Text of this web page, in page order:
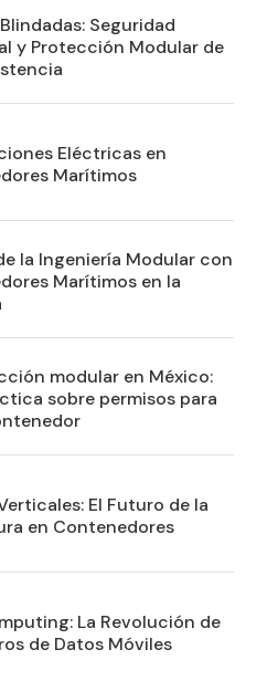
Seguridad
y Protección Modular de
Eléctricas en
Marítimos
la Ingeniería Modular con
Marítimos en la
modular en México:
sobre permisos para
El Futuro de la
en Contenedores
La Revolución de
de Datos Móviles